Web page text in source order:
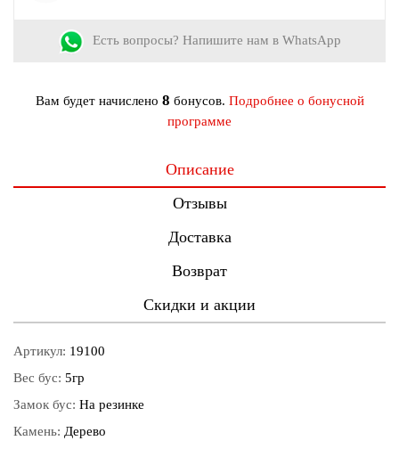
Есть вопросы? Напишите нам в WhatsApp
Вам будет начислено 8 бонусов. Подробнее о бонусной
программе
Описание
Отзывы
Доставка
Возврат
Скидки и акции
Артикул: 19100
Вес бус: 5гр
Замок бус: На резинке
Камень: Дерево